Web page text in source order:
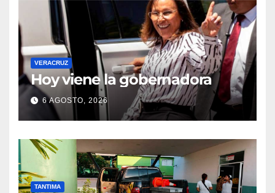
VERACRUZ
Hoy viene la gobernadora
6 AGOSTO, 2026
TANTIMA